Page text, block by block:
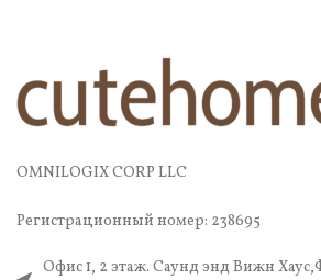
OMNILOGIX CORP LLC
Регистрационный номер: 238695
Офис 1, 2 этаж. Саунд энд Вижн